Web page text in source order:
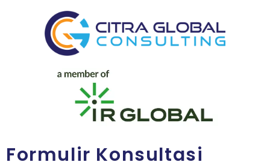
Formulir Konsultasi